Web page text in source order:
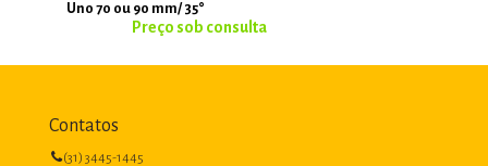
Uno 70 ou 90 mm/ 35°
Contatos
(31) 3445-1445